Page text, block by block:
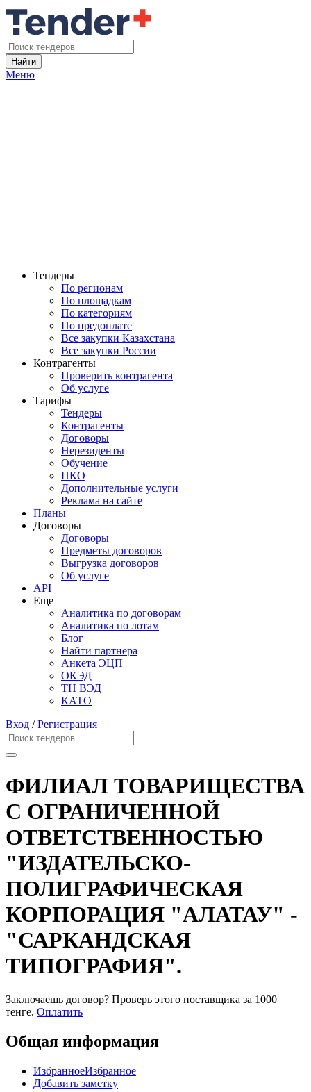
Найти
Меню
Тендеры
По регионам
По площадкам
По категориям
По предоплате
Все закупки Казахстана
Все закупки России
Контрагенты
Проверить контрагента
Об услуге
Тарифы
Тендеры
Контрагенты
Договоры
Нерезиденты
Обучение
ПКО
Дополнительные услуги
Реклама на сайте
Планы
Договоры
Договоры
Предметы договоров
Выгрузка договоров
Об услуге
API
Еще
Аналитика по договорам
Аналитика по лотам
Блог
Найти партнера
Анкета ЭЦП
ОКЭД
ТН ВЭД
КАТО
Вход /Регистрация
ФИЛИАЛ ТОВАРИЩЕСТВА
С ОГРАНИЧЕННОЙ
ОТВЕТСТВЕННОСТЬЮ
"ИЗДАТЕЛЬСКО-
ПОЛИГРАФИЧЕСКАЯ
КОРПОРАЦИЯ "АЛАТАУ" -
"САРКАНДСКАЯ
ТИПОГРАФИЯ".
Заключаешь договор? Проверь этого поставщика за 1000
тенге. Оплатить
Общая информация
ИзбранноеИзбранное
Добавить заметку